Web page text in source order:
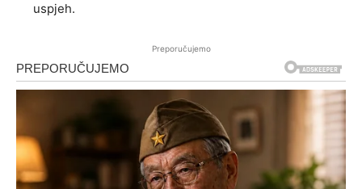
uspjeh.
Preporučujemo